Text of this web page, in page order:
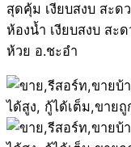
สุดคุ้ม เงียบสงบ สะด
ห้องน้ำ เงียบสงบ สะ
ห้วย อ.ชะอำ